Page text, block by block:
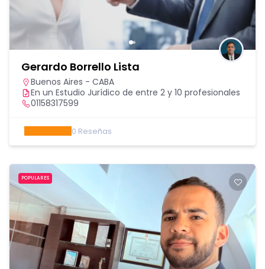
Gerardo Borrello Lista
Buenos Aires - CABA
En un Estudio Jurídico de entre 2 y 10 profesionales
01158317599
0 Reseñas
POPULARES